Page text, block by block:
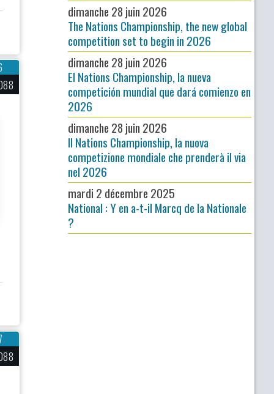
dimanche 28 juin 2026
The Nations Championship, the new global
competition set to begin in 2026
dimanche 28 juin 2026
El Nations Championship, la nueva
competición mundial que dará comienzo en
2026
dimanche 28 juin 2026
Il Nations Championship, la nuova
competizione mondiale che prenderà il via
nel 2026
mardi 2 décembre 2025
National : Y en a-t-il Marcq de la Nationale
?